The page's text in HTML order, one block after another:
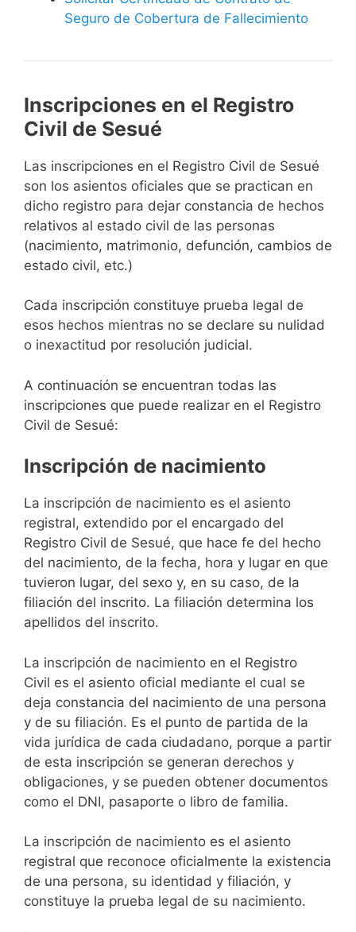
Seguro de Cobertura de Fallecimiento
Inscripciones en el Registro
Civil de Sesué
Las inscripciones en el Registro Civil de Sesué
son los asientos oficiales que se practican en
dicho registro para dejar constancia de hechos
relativos al estado civil de las personas
(nacimiento, matrimonio, defunción, cambios de
estado civil, etc.)
Cada inscripción constituye prueba legal de
esos hechos mientras no se declare su nulidad
o inexactitud por resolución judicial.
A continuación se encuentran todas las
inscripciones que puede realizar en el Registro
Civil de Sesué:
Inscripción de nacimiento
La inscripción de nacimiento es el asiento
registral, extendido por el encargado del
Registro Civil de Sesué, que hace fe del hecho
del nacimiento, de la fecha, hora y lugar en que
tuvieron lugar, del sexo y, en su caso, de la
filiación del inscrito. La filiación determina los
apellidos del inscrito.
La inscripción de nacimiento en el Registro
Civil es el asiento oficial mediante el cual se
deja constancia del nacimiento de una persona
y de su filiación. Es el punto de partida de la
vida jurídica de cada ciudadano, porque a partir
de esta inscripción se generan derechos y
obligaciones, y se pueden obtener documentos
como el DNI, pasaporte o libro de familia.
La inscripción de nacimiento es el asiento
registral que reconoce oficialmente la existencia
de una persona, su identidad y filiación, y
constituye la prueba legal de su nacimiento.